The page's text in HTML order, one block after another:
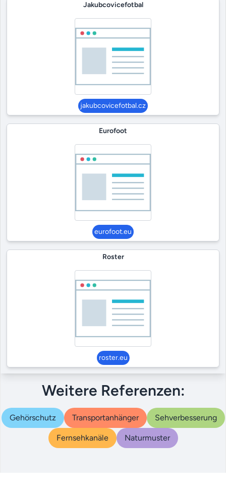
Jakubcovicefotbal
jakubcovicefotbal.cz
Eurofoot
eurofoot.eu
Roster
roster.eu
Weitere Referenzen:
Gehörschutz Transportanhänger Sehverbesserung
Fernsehkanäle Naturmuster